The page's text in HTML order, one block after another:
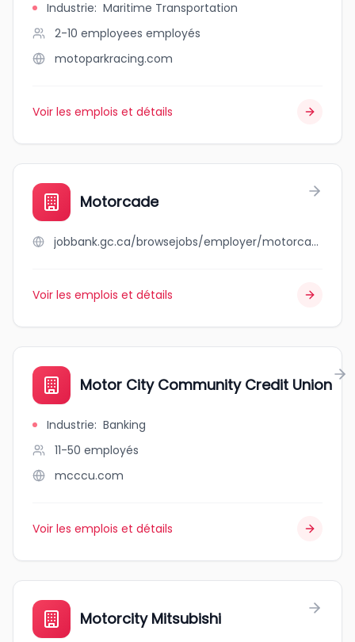
Industrie: Maritime Transportation
2-10 employees employés
motoparkracing.com
Voir les emplois et détails
Motorcade
jobbank.gc.ca/browsejobs/employer/motorcade/ca
Voir les emplois et détails
Motor City Community Credit Union
Industrie: Banking
11-50 employés
mcccu.com
Voir les emplois et détails
Motorcity Mitsubishi